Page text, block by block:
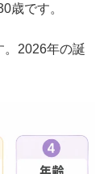
歳です。
。2026年の誕